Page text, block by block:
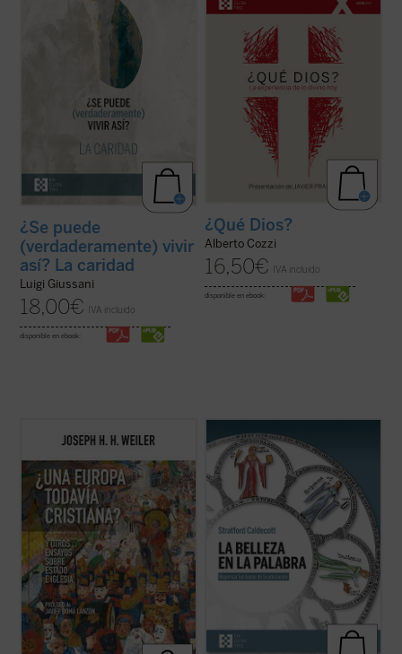
sacrificio, y su consecuencia práctica, la
(ver ficha)
¿Se puede
(verdaderamente) vivir
así? La caridad
Luigi Giussani
18,00€ IVA incluido
disponible en ebook:
ampliar nuestra comprensión de la
experiencia humana....(ver ficha)
¿Qué Dios?
Alberto Cozzi
16,50€ IVA incluido
disponible en ebook:
más que un decorado para bodas
Pero, ¿qué implica esta amnesia para
Europa?
¿Una Europa todavía cristiana?
invita al lector a replantearse el ...
La Belleza en la Palabra
contribución única para devolver la
realidad al centro del aprendizaje. A los
interrogantes ¿qué es una buena
educación? o ¿para qué sirve?, Stratford
Caldecott ensaya una respuesta arrojando
una nueva ...(ver ficha)